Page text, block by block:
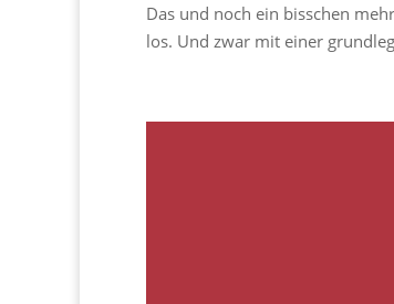
Das und noch ein bisschen
los. Und zwar mit einer